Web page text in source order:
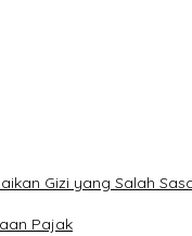
Gizi yang Salah
Pajak